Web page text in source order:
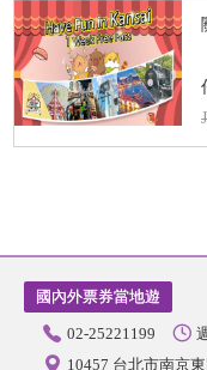
國內外票券當地遊
02-25221199
10457 台北市南京